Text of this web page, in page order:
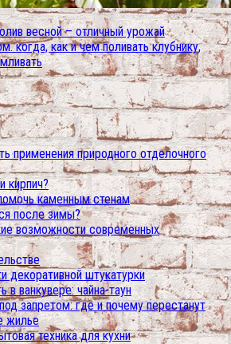
весной – отличный урожай
когда, как и чем поливать клубнику,
применения природного отделочного
кирпич?
каменным стенам
после зимы?
возможности современных
декоративной штукатурки
ванкувере: чайна-таун
запретом: где и почему перестанут
жилье
техника для кухни